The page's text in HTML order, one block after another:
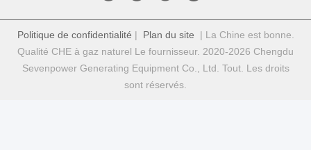
Politique de confidentialité | Plan du site | La Chine est bonne.
Qualité CHE à gaz naturel Le fournisseur. 2020-2026 Chengdu
Sevenpower Generating Equipment Co., Ltd. Tout. Les droits
sont réservés.